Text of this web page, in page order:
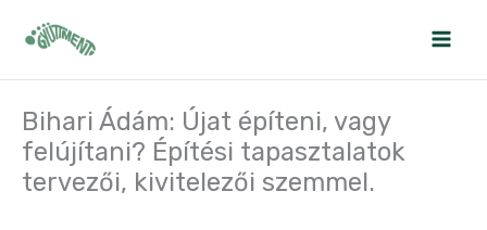
Bihari Ádám: Újat építeni, vagy
felújítani? Építési tapasztalatok
tervezői, kivitelezői szemmel.